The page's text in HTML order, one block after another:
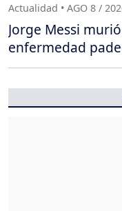
Actualidad • AGO 8 /
Jorge Messi
enfermedad